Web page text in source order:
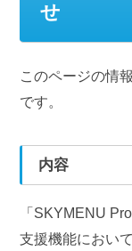
せ
このページの情
です。
内容
「SKYMENU
支援機能におい